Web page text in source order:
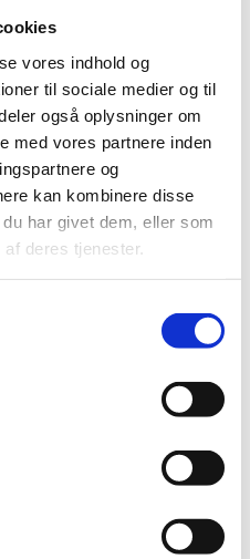
vores indhold og
til sociale medier og til
også oplysninger om
med vores partnere inden
og
kan kombinere disse
har givet dem, eller som
deres tjenester.
4 ... 10
mest populær?
er nem at have med
størrelser fra A6 til